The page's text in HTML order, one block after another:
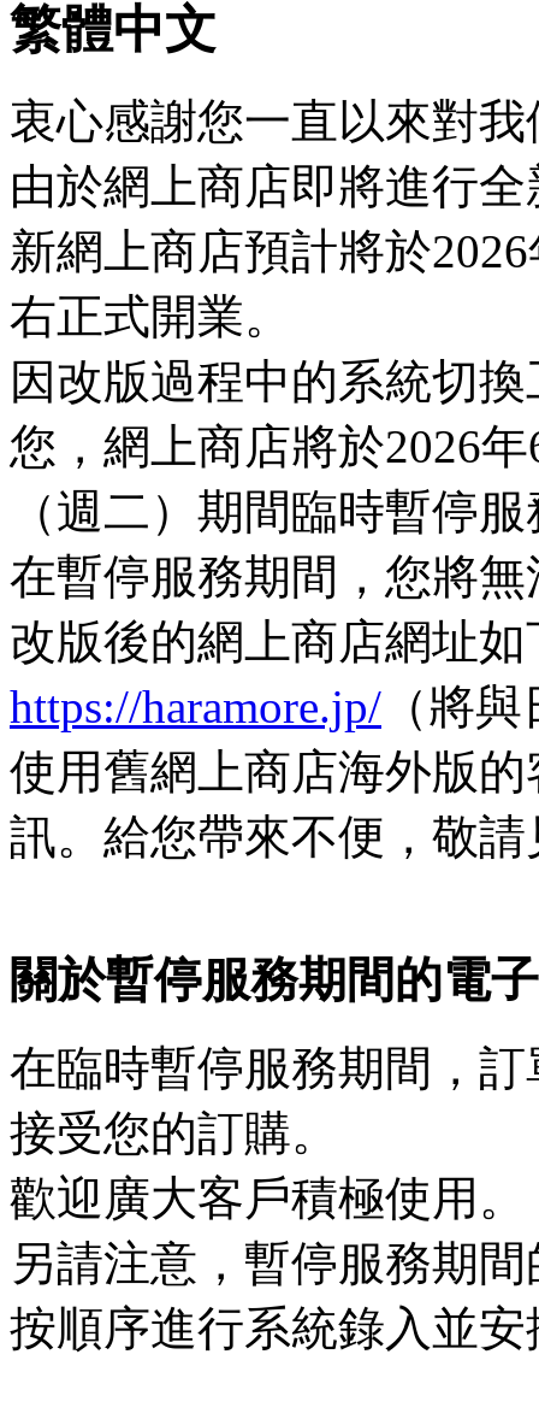
繁體中文
衷心感謝您一直以來對
由於網上商店即將進行
新網上商店預計將於
右正式開業。
因改版過程中的系統切
您，網上商店將於2026
（週二）期間臨時暫停
在暫停服務期間，您將
改版後的網上商店網址如
https://haramore.jp/ （將
使用舊網上商店海外版
訊。給您帶來不便，敬請
關於暫停服務期間的電
在臨時暫停服務期間，
接受您的訂購。
歡迎廣大客戶積極使用。
另請注意，暫停服務期
按順序進行系統錄入並